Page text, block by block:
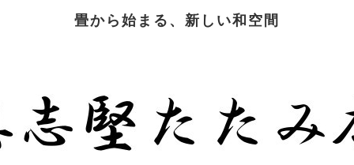
畳から始まる、新しい和空間